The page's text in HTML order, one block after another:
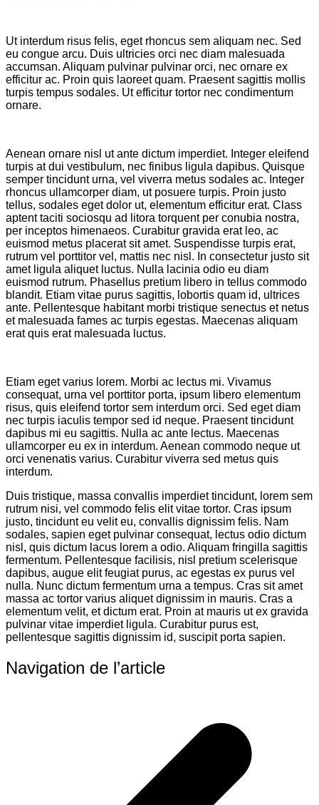
Ut interdum risus felis, eget rhoncus sem aliquam nec. Sed
eu congue arcu. Duis ultricies orci nec diam malesuada
accumsan. Aliquam pulvinar pulvinar orci, nec ornare ex
efficitur ac. Proin quis laoreet quam. Praesent sagittis mollis
turpis tempus sodales. Ut efficitur tortor nec condimentum
ornare.
Aenean ornare nisl ut ante dictum imperdiet. Integer eleifend
turpis at dui vestibulum, nec finibus ligula dapibus. Quisque
semper tincidunt urna, vel viverra metus sodales ac. Integer
rhoncus ullamcorper diam, ut posuere turpis. Proin justo
tellus, sodales eget dolor ut, elementum efficitur erat. Class
aptent taciti sociosqu ad litora torquent per conubia nostra,
per inceptos himenaeos. Curabitur gravida erat leo, ac
euismod metus placerat sit amet. Suspendisse turpis erat,
rutrum vel porttitor vel, mattis nec nisl. In consectetur justo sit
amet ligula aliquet luctus. Nulla lacinia odio eu diam
euismod rutrum. Phasellus pretium libero in tellus commodo
blandit. Etiam vitae purus sagittis, lobortis quam id, ultrices
ante. Pellentesque habitant morbi tristique senectus et netus
et malesuada fames ac turpis egestas. Maecenas aliquam
erat quis erat malesuada luctus.
Etiam eget varius lorem. Morbi ac lectus mi. Vivamus
consequat, urna vel porttitor porta, ipsum libero elementum
risus, quis eleifend tortor sem interdum orci. Sed eget diam
nec turpis iaculis tempor sed id neque. Praesent tincidunt
dapibus mi eu sagittis. Nulla ac ante lectus. Maecenas
ullamcorper eu ex in interdum. Aenean commodo neque ut
orci venenatis varius. Curabitur viverra sed metus quis
interdum.
Duis tristique, massa convallis imperdiet tincidunt, lorem sem
rutrum nisi, vel commodo felis elit vitae tortor. Cras ipsum
justo, tincidunt eu velit eu, convallis dignissim felis. Nam
sodales, sapien eget pulvinar consequat, lectus odio dictum
nisl, quis dictum lacus lorem a odio. Aliquam fringilla sagittis
fermentum. Pellentesque facilisis, nisl pretium scelerisque
dapibus, augue elit feugiat purus, ac egestas ex purus vel
nulla. Nunc dictum fermentum urna a tempus. Cras sit amet
massa ac tortor varius aliquet dignissim in mauris. Cras a
elementum velit, et dictum erat. Proin at mauris ut ex gravida
pulvinar vitae imperdiet ligula. Curabitur purus est,
pellentesque sagittis dignissim id, suscipit porta sapien.
Navigation de l’article